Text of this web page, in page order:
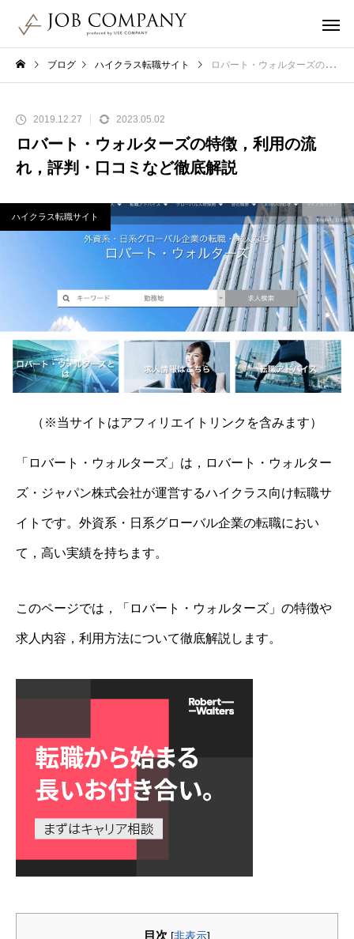
ブログ ハイクラス転職サイト ロバート・ウォルターズの特徴，利用の流れ，評判・口コミなど徹底解説
2019.12.27 2023.05.02
ロバート・ウォルターズの特徴，利用の流
れ，評判・口コミなど徹底解説
ハイクラス転職サイト
（※当サイトはアフィリエイトリンクを含みます）
「ロバート・ウォルターズ」は，ロバート・ウォルター
ズ・ジャパン株式会社が運営するハイクラス向け転職サ
イトです。外資系・日系グローバル企業の転職におい
て，高い実績を持ちます。
このページでは，「ロバート・ウォルターズ」の特徴や
求人内容，利用方法について徹底解説します。
目次 [非表示]